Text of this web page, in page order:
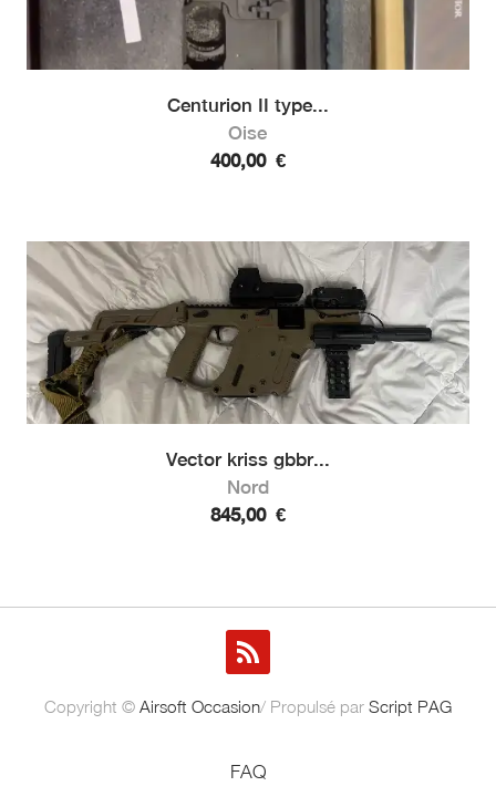
Centurion II type...
Oise
400,00 €
Vector kriss gbbr...
Nord
845,00 €
Copyright © Airsoft Occasion/ Propulsé par Script PAG
FAQ